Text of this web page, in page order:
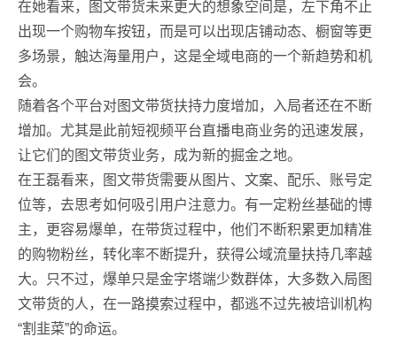
在她看来，图文带货未来更大的想象空间是，左下角不止
出现一个购物车按钮，而是可以出现店铺动态、橱窗等更
多场景，触达海量用户，这是全域电商的一个新趋势和机
会。
随着各个平台对图文带货扶持力度增加，入局者还在不断
增加。尤其是此前短视频平台直播电商业务的迅速发展，
让它们的图文带货业务，成为新的掘金之地。
在王磊看来，图文带货需要从图片、文案、配乐、账号定
位等，去思考如何吸引用户注意力。有一定粉丝基础的博
主，更容易爆单，在带货过程中，他们不断积累更加精准
的购物粉丝，转化率不断提升，获得公域流量扶持几率越
大。只不过，爆单只是金字塔端少数群体，大多数入局图
文带货的人，在一路摸索过程中，都逃不过先被培训机构
“割韭菜”的命运。